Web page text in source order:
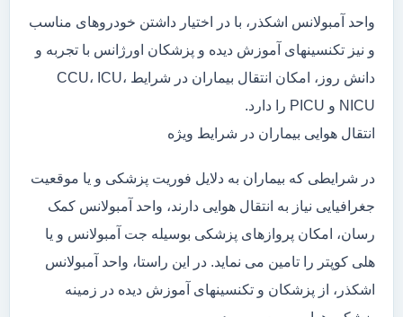
واحد آمبولانس اشکذر، با در اختیار داشتن خودروهای مناسب
و نیز تکنسینهای آموزش دیده و پزشکان اورژانس با تجربه و
دانش روز، امکان انتقال بیماران در شرایط CCU، ICU،
NICU و PICU را دارد.
انتقال هوایی بیماران در شرایط ویژه
در شرایطی که بیماران به دلایل فوریت پزشکی و یا موقعیت
جغرافیایی نیاز به انتقال هوایی دارند، واحد آمبولانس کمک
رسان، امکان پروازهای پزشکی بوسیله جت آمبولانس و یا
هلی کوپتر را تامین می نماید. در این راستا، واحد آمبولانس
اشکذر، از پزشکان و تکنسینهای آموزش دیده در زمینه